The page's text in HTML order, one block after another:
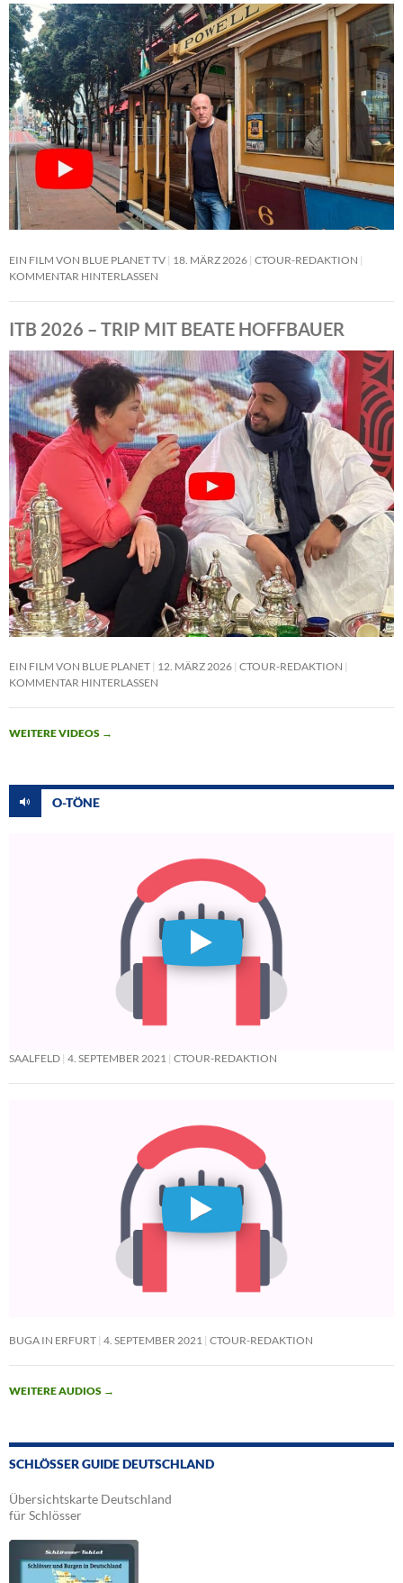
EIN FILM VON BLUE PLANET TV 18. MÄRZ 2026 CTOUR-REDAKTION
KOMMENTAR HINTERLASSEN
ITB 2026 – TRIP MIT BEATE HOFFBAUER
EIN FILM VON BLUE PLANET 12. MÄRZ 2026 CTOUR-REDAKTION
KOMMENTAR HINTERLASSEN
WEITERE VIDEOS →
O-TÖNE
SAALFELD 4. SEPTEMBER 2021 CTOUR-REDAKTION
BUGA IN ERFURT 4. SEPTEMBER 2021 CTOUR-REDAKTION
WEITERE AUDIOS →
SCHLÖSSER GUIDE DEUTSCHLAND
Übersichtskarte Deutschland
für Schlösser